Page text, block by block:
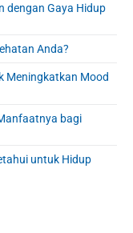
dengan Gaya Hidup
Anda?
Meningkatkan Mood
bagi
untuk Hidup